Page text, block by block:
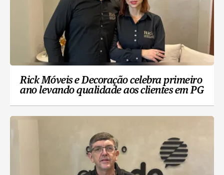
Rick Móveis e Decoração celebra primeiro
ano levando qualidade aos clientes em PG